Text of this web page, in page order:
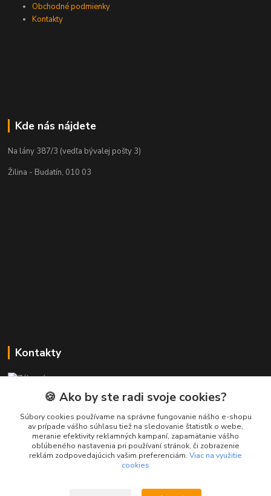
Obchodné podmienky
Kontakty
Kde nás nájdete
Na lány 387/3 (vedľa bývalej pošty 3)
Žilina - Budatín, 010 03
Kontakty
+421 911 010 560
Po-Pia, 13-17 hod.
info@presmartfon.sk
🍪 Ako by ste radi svoje cookies?
Súbory cookies používame na správne fungovanie nášho e-shopu
av prípade vášho súhlasu tiež na sledovanie štatistík o webe,
meranie efektivity reklamných kampaní, zapamätanie vášho
obľúbeného nastavenia pri používaní stránok, či zobrazenie
reklám zodpovedajúcich vašim preferenciám. Viac na využitie
cookies